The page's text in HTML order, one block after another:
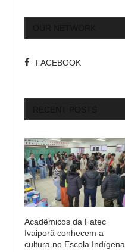
FACEBOOK
Acadêmicos da Fatec
Ivaiporã conhecem a
cultura no Escola Indígena